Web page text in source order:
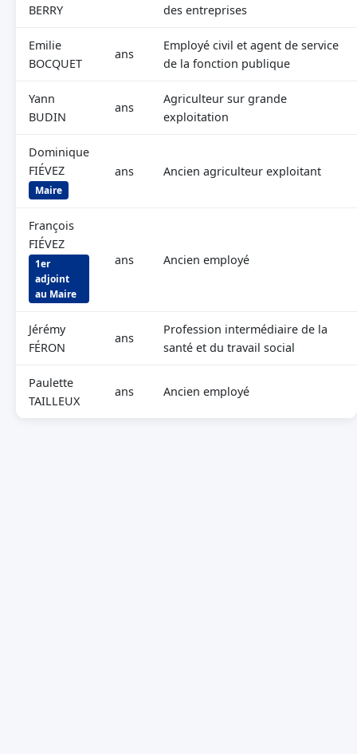
BERRY
des entreprises
Emilie
BOCQUET
ans
Employé civil et agent de service
de la fonction publique
Yann
BUDIN
ans
Agriculteur sur grande
exploitation
Dominique
FIÉVEZ
Maire
ans Ancien agriculteur exploitant
François
FIÉVEZ
1er
adjoint
au Maire
ans Ancien employé
Jérémy
FÉRON
ans
Profession intermédiaire de la
santé et du travail social
Paulette
TAILLEUX
ans Ancien employé